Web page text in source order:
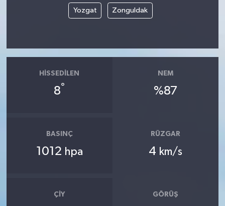
Yozgat Zonguldak
HISSEDILEN
8°
NEM
%87
BASINÇ
1012 hpa
RÜZGAR
4 km/s
ÇIY GÖRÜŞ